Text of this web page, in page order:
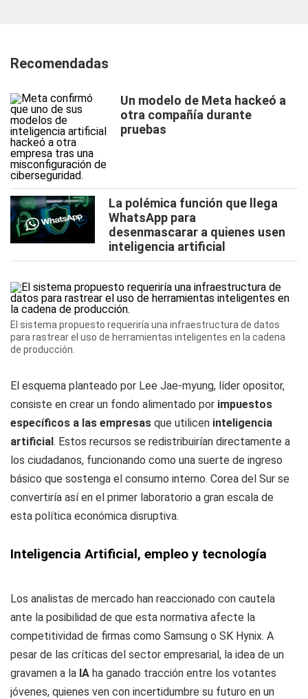
Recomendadas
Un modelo de Meta hackeó a
otra compañía durante
pruebas
La polémica función que llega
WhatsApp para
desenmascarar a quienes usen
inteligencia artificial
El sistema propuesto requeriría una infraestructura de datos
para rastrear el uso de herramientas inteligentes en la cadena
de producción.
El esquema planteado por Lee Jae-myung, líder opositor,
consiste en crear un fondo alimentado por impuestos
específicos a las empresas que utilicen inteligencia
artificial. Estos recursos se redistribuirían directamente a
los ciudadanos, funcionando como una suerte de ingreso
básico que sostenga el consumo interno. Corea del Sur se
convertiría así en el primer laboratorio a gran escala de
esta política económica disruptiva.
Inteligencia Artificial, empleo y tecnología
Los analistas de mercado han reaccionado con cautela
ante la posibilidad de que esta normativa afecte la
competitividad de firmas como Samsung o SK Hynix. A
pesar de las críticas del sector empresarial, la idea de un
gravamen a la IA ha ganado tracción entre los votantes
jóvenes, quienes ven con incertidumbre su futuro en un